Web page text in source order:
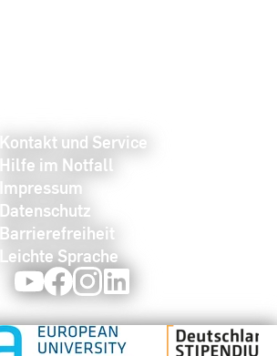
Kontakt und Service
Hilfe im Notfall
Impressum
Datenschutz
Barrierefreiheit
Leichte Sprache
YoutubeFacebookInstagram